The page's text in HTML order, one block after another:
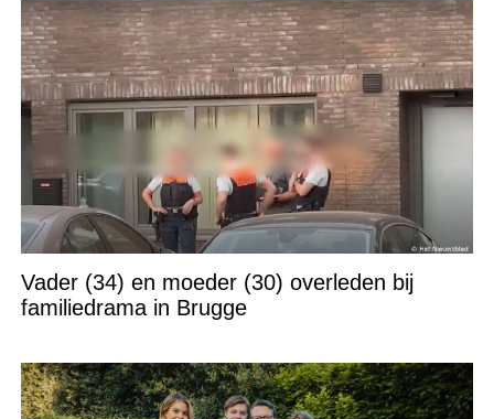
Vader (34) en moeder (30) overleden bij
familiedrama in Brugge